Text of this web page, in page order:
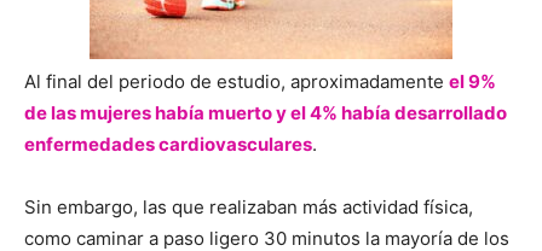
Al final del periodo de estudio, aproximadamente el 9%
de las mujeres había muerto y el 4% había desarrollado
enfermedades cardiovasculares.
Sin embargo, las que realizaban más actividad física,
como caminar a paso ligero 30 minutos la mayoría de los